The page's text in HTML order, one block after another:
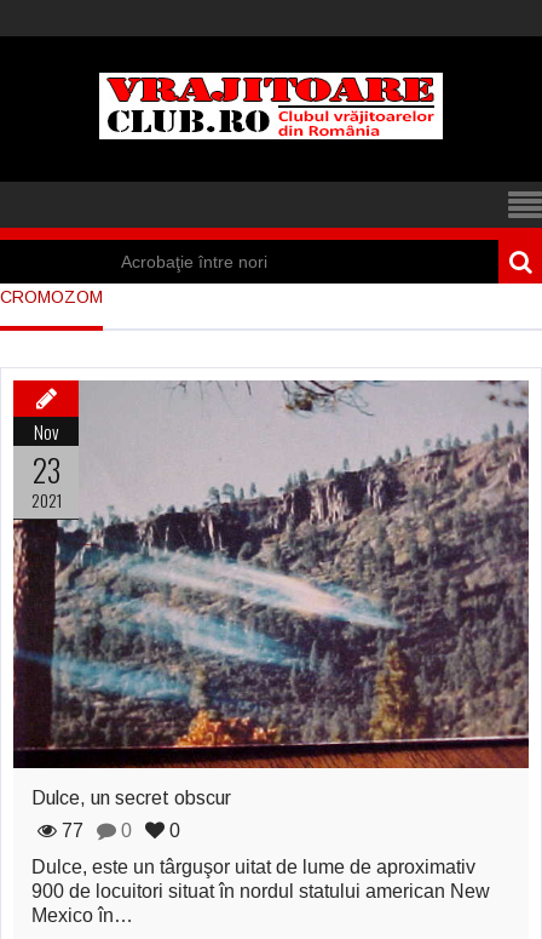
Acrobaţie între nori
Marea vânătoare
Vrăjitoare
zburătoare în Mexic
Magia în Thailanda
Madona lacrimilor
din Siracusa
(Silcilia)
Teresei Neumann
Derba, un oraş
misterios vizitat şi
CROMOZOM
Nov
23
2021
Dulce, un secret obscur
77
0
0
Dulce, este un târguşor uitat de lume de aproximativ
900 de locuitori situat în nordul statului american New
Mexico în…